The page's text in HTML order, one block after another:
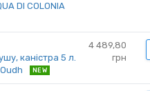
DI COLONIA
каністра 5 л.
NEW
4 489,80
грн